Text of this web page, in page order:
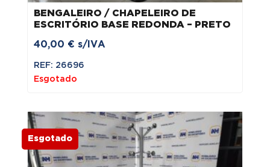
BENGALEIRO / CHAPELEIRO DE
ESCRITÓRIO BASE REDONDA – PRETO
40,00 € s/IVA
REF: 26696
Esgotado
Esgotado